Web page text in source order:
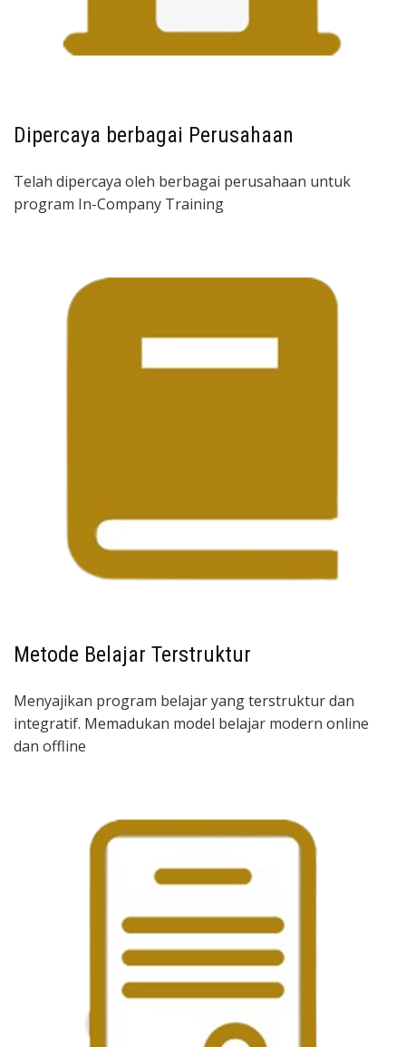
Dipercaya berbagai Perusahaan
Telah dipercaya oleh berbagai perusahaan untuk
program In-Company Training
Metode Belajar Terstruktur
Menyajikan program belajar yang terstruktur dan
integratif. Memadukan model belajar modern online
dan offline